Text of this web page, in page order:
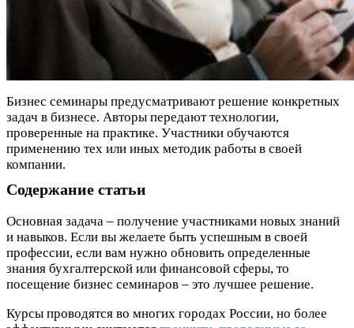
Бизнес семинары предусматривают решение конкретных
задач в бизнесе. Авторы передают технологии,
проверенные на практике. Участники обучаются
применению тех или иных методик работы в своей
компании.
Содержание статьи
Основная задача – получение участниками новых знаний
и навыков. Если вы желаете быть успешным в своей
профессии, если вам нужно обновить определенные
знания бухгалтерской или финансовой сферы, то
посещение бизнес семинаров – это лучшее решение.
Курсы проводятся во многих городах России, но более